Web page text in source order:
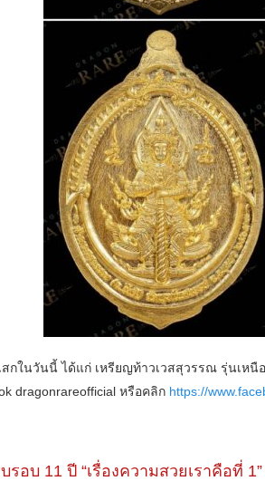
กในวันนี้ ได้แก่ เหรียญท้าวเวสสุวรรณ รุ่นเห
dragonrareofficial หรือคลิก https://
รอบ 11 ปี “เรื่องความสวยเราคือที่ 1”